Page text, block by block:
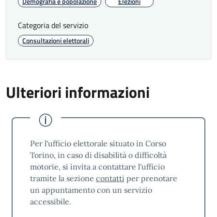
PARZIALMENTE INACCESSIBILE
Risultati monitoraggio
standard qualità
Azioni di miglioramento
L’organizzazione persegue il miglioramento
propri servizi a beneficio di tutte le parti
interessate.
Nel rispetto di questo principio sono avviate
per l’anno 2026 le seguenti azioni di
miglioramento:
Categoria del servizio
Consultazioni elettorali
Ulteriori informazioni
Per l'ufficio elettorale situato in Corso
Torino, in caso di disabilità o difficoltà
motorie, si invita a contattare l'ufficio
tramite la sezione contatti per prenotare
un appuntamento con un servizio
accessibile.